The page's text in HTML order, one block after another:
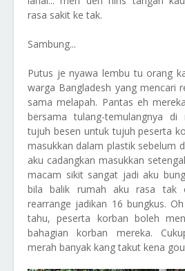
rasa sakit ke tak.
Sambung...
Putus je nyawa lembu tu orang
warga Bangladesh yang mencari
sama melapah. Pantas eh
bersama tulang-temulangnya
tujuh besen untuk tujuh peserta
masukkan dalam plastik sebelum
aku cadangkan masukkan
macam sikit sangat jadi aku
bila balik rumah aku rasa tak
rearrange jadikan 16 bungkus.
tahu, peserta korban boleh
bahagian korban mereka.
merah banyak kang takut kena